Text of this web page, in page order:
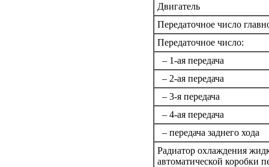
Двигатель
Передаточное число
Передаточное число:
– 1-ая передача
– 2-ая передача
– 3-я передача
– 4-ая передача
– передача заднего хода
Радиатор охлаждения
автоматической коробки